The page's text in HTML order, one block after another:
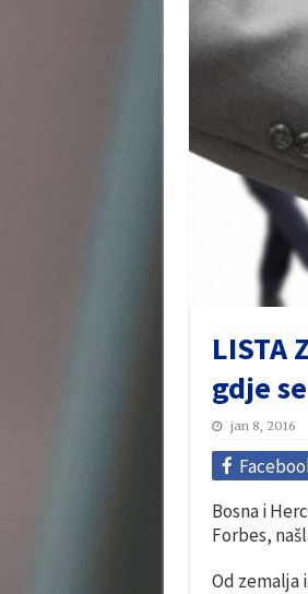
LISTA
gdje
jan 8, 2016
Bosna i
Forbes,
Od zemalja